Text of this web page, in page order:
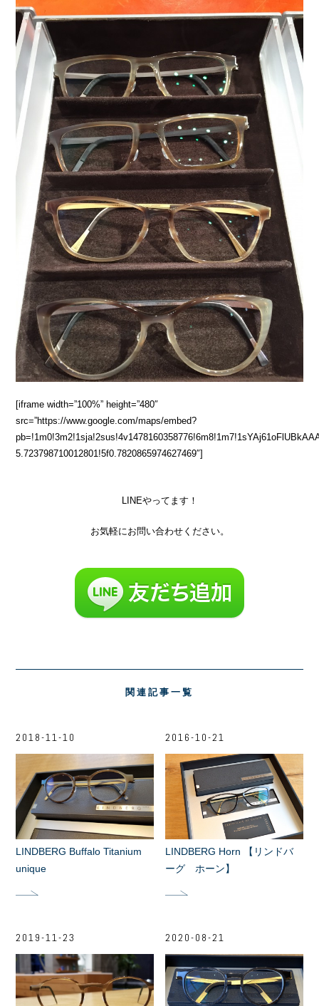
[iframe width=”100%” height=”480″
src=”https://www.google.com/maps/embed?
5.723798710012801!5f0.7820865974627469″]
LINEやってます！
お気軽にお問い合わせください。
関連記事一覧
2018-11-10
LINDBERG Buffalo Titanium
unique
2016-10-21
LINDBERG Horn 【リンドバ
ーグ ホーン】
2019-11-23 2020-08-21